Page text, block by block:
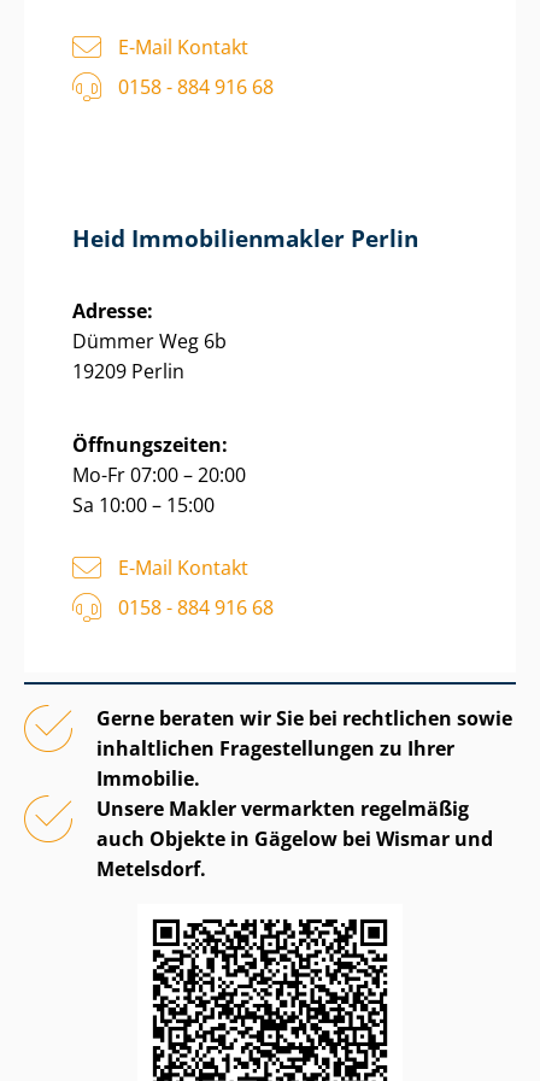
E-Mail Kontakt
0158 - 884 916 68
Heid Im­mo­bi­li­en­mak­ler Perlin
Adresse:
Dümmer Weg 6b
19209 Perlin
Öffnungszeiten:
Mo-Fr 07:00 – 20:00
Sa 10:00 – 15:00
E-Mail Kontakt
0158 - 884 916 68
Gerne beraten wir Sie bei rechtlichen sowie
inhaltlichen Fragestellungen zu Ihrer
Immobilie.
Unsere Makler vermarkten regelmäßig
auch Objekte in Gägelow bei Wismar und
Metelsdorf.